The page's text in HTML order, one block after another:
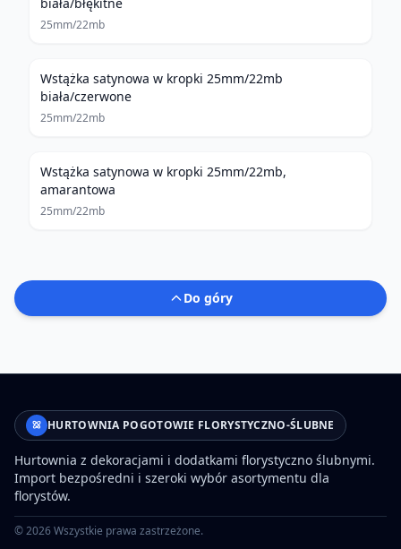
25mm/22mb
Wstążka satynowa w kropki 25mm/22mb
biała/czerwone
25mm/22mb
Wstążka satynowa w kropki 25mm/22mb,
amarantowa
25mm/22mb
Do góry
HURTOWNIA POGOTOWIE FLORYSTYCZNO-ŚLUBNE
Hurtownia z dekoracjami i dodatkami florystyczno ślubnymi.
Import bezpośredni i szeroki wybór asortymentu dla
florystów.
©2026Wszystkie prawa zastrzeżone.